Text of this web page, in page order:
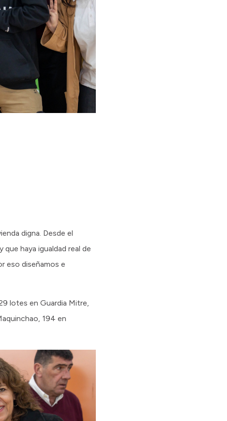
digna. Desde el
haya igualdad real de
eso diseñamos e
lotes en Guardia Mitre,
194 en